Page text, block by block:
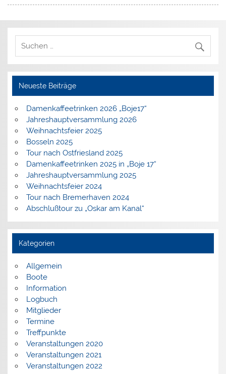
Neueste Beiträge
Damenkaffeetrinken 2026 „Boje17“
Jahreshauptversammlung 2026
Weihnachtsfeier 2025
Bosseln 2025
Tour nach Ostfriesland 2025
Damenkaffeetrinken 2025 in „Boje 17“
Jahreshauptversammlung 2025
Weihnachtsfeier 2024
Tour nach Bremerhaven 2024
Abschlußtour zu „Oskar am Kanal“
Kategorien
Allgemein
Boote
Information
Logbuch
Mitglieder
Termine
Treffpunkte
Veranstaltungen 2020
Veranstaltungen 2021
Veranstaltungen 2022